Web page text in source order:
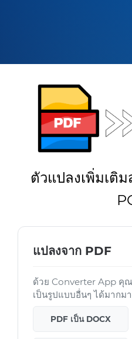
ตัวแปลงเพิ่มเติ
แปลงจาก PDF
ด้วย Converter App คุ
เป็นรูปแบบอื่นๆ ได้มากม
PDF เป็น DOCX